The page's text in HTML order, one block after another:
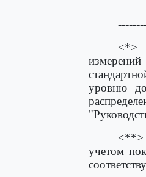
<*>
уровню
<**>
учетом